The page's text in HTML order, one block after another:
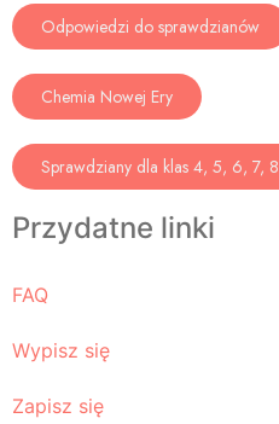
Odpowiedzi do sprawdzianów
Chemia Nowej Ery
Sprawdziany dla klas 4, 5, 6, 7, 8
Przydatne linki
FAQ
Wypisz się
Zapisz się